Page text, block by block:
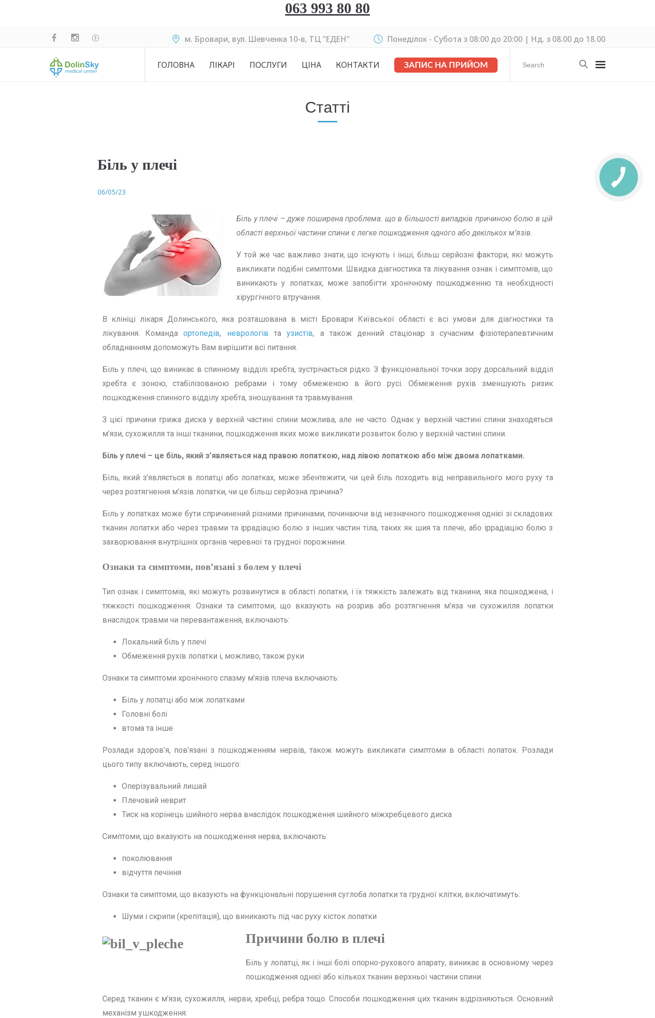
063 993 80 80
м. Бровари, вул. Шевченка 10-в, ТЦ "ЕДЕН" Понеділок - Cубота з 08:00 до 20:00 | Нд. з 08.00 до 18.00
ГОЛОВНА ЛІКАРІ ПОСЛУГИ ЦІНА КОНТАКТИ ЗАПИС НА ПРИЙОМ
Статті
Біль у плечі
06/05/23
Біль у плечі – дуже поширена проблема. що в більшості випадків причиною болю в цій
області верхньої частини спини є легке пошкодження одного або декількох м’язів.
У той же час важливо знати, що існують і інші, більш серйозні фактори, які можуть
викликати подібні симптоми. Швидка діагностика та лікування ознак і симптомів, що
виникають у лопатках, може запобігти хронічному пошкодженню та необхідності
хірургічного втручання.
В клініці лікаря Долинського, яка розташована в місті Бровари Київської області є всі умови для діагностики та
лікування. Командаортопедів, неврологів таузистів, а також денний стаціонар з сучасним фізіотерапевтичним
обладнанням допоможуть Вам вирішити всі питання.
Біль у плечі, що виникає в спинному відділі хребта, зустрічається рідко. З функціональної точки зору дорсальний відділ
хребта є зоною, стабілізованою ребрами і тому обмеженою в його русі. Обмеження рухів зменшують ризик
пошкодження спинного відділу хребта, зношування та травмування.
З цієї причини грижа диска у верхній частині спини можлива, але не часто. Однак у верхній частині спини знаходяться
м’язи, сухожилля та інші тканини, пошкодження яких може викликати розвиток болю у верхній частині спини.
Біль у плечі – це біль, який з’являється над правою лопаткою, над лівою лопаткою або між двома лопатками.
Біль, який з’являється в лопатці або лопатках, може збентежити, чи цей біль походить від неправильного мого руху та
через розтягнення м’язів лопатки, чи це більш серйозна причина?
Біль у лопатках може бути спричинений різними причинами, починаючи від незначного пошкодження однієї зі складових
тканин лопатки або через травми та іррадіацію болю з інших частин тіла, таких як шия та плече, або іррадіацію болю з
захворювання внутрішніх органів черевної та грудної порожнини.
Ознаки та симптоми, пов’язані з болем у плечі
Тип ознак і симптомів, які можуть розвинутися в області лопатки, і їх тяжкість залежать від тканини, яка пошкоджена, і
тяжкості пошкодження. Ознаки та симптоми, що вказують на розрив або розтягнення м’яза чи сухожилля лопатки
внаслідок травми чи перевантаження, включають:
Локальний біль у плечі
Обмеження рухів лопатки і, можливо, також руки
Ознаки та симптоми хронічного спазму м’язів плеча включають:
Біль у лопатці або між лопатками
Головні болі
втома та інше
Розлади здоров’я, пов’язані з пошкодженням нервів, також можуть викликати симптоми в області лопаток. Розлади
цього типу включають, серед іншого:
Оперізувальний лишай
Плечовий неврит
Тиск на корінець шийного нерва внаслідок пошкодження шийного міжхребцевого диска
Симптоми, що вказують на пошкодження нерва, включають:
поколювання
відчуття печіння
Ознаки та симптоми, що вказують на функціональні порушення суглоба лопатки та грудної клітки, включатимуть:
Шуми і скрипи (крепітація), що виникають під час руху кісток лопатки
Причини болю в плечі
Біль у лопатці, як і інші болі опорно-рухового апарату, виникає в основному через
пошкодження однієї або кількох тканин верхньої частини спини.
Серед тканин є м’язи, сухожилля, нерви, хребці, ребра тощо. Способи пошкодження цих тканин відрізняються. Основний
механізм ушкодження: